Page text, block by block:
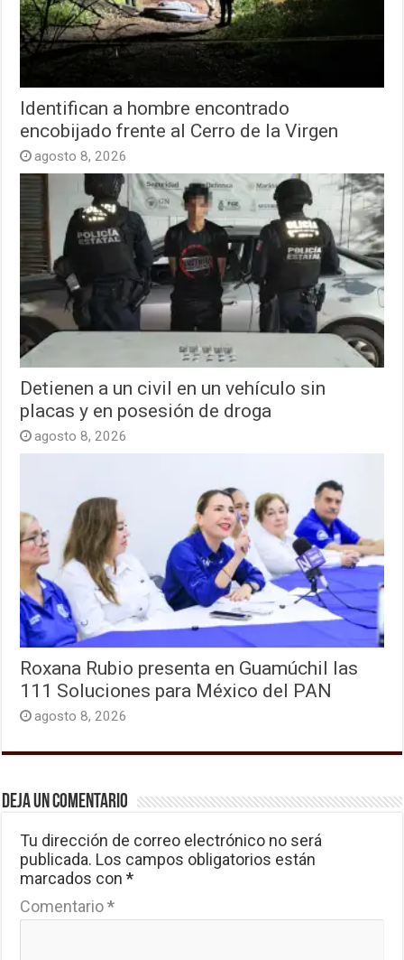
Identifican a hombre encontrado
encobijado frente al Cerro de la Virgen
agosto 8, 2026
Detienen a un civil en un vehículo sin
placas y en posesión de droga
agosto 8, 2026
Roxana Rubio presenta en Guamúchil las
111 Soluciones para México del PAN
agosto 8, 2026
Deja un comentario
Tu dirección de correo electrónico no será
publicada. Los campos obligatorios están
marcados con*
Comentario*